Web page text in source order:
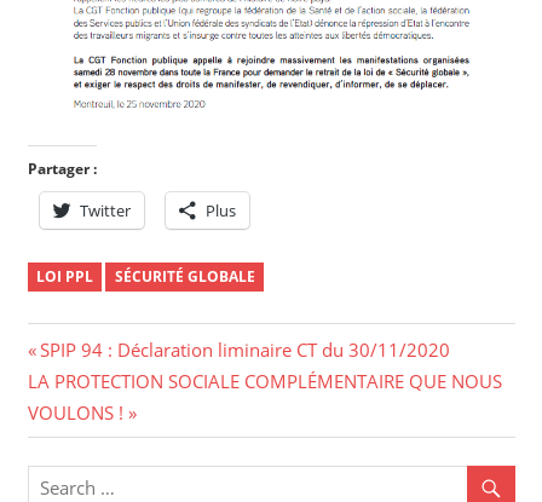
Partager :
Twitter Plus
LOI PPL SÉCURITÉ GLOBALE
Navigation
de
l’article
Previous
Post:
SPIP 94 : Déclaration liminaire CT du 30/11/2020
Next
Post:
LA PROTECTION SOCIALE COMPLÉMENTAIRE QUE NOUS
VOULONS !